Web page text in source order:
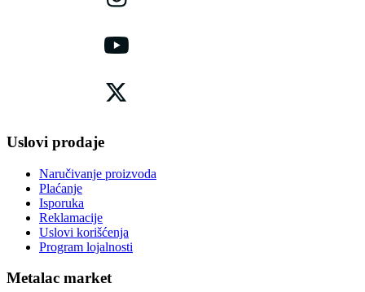
Uslovi prodaje
Naručivanje proizvoda
Plaćanje
Isporuka
Reklamacije
Uslovi korišćenja
Program lojalnosti
Metalac market